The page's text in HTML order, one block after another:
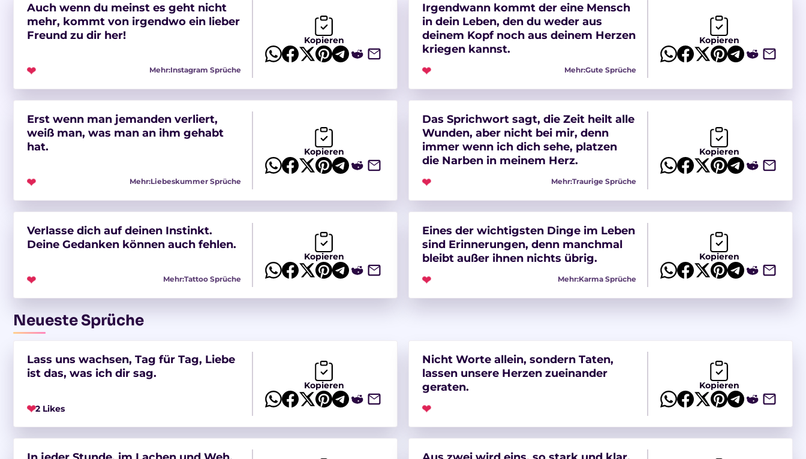
Auch wenn du meinst es geht nicht
mehr, kommt von irgendwo ein lieber
Freund zu dir her!
❤ Mehr:Instagram Sprüche
Kopieren
Irgendwann kommt der eine Mensch
in dein Leben, den du weder aus
deinem Kopf noch aus deinem Herzen
kriegen kannst.
❤ Mehr:Gute Sprüche
Kopieren
Erst wenn man jemanden verliert,
weiß man, was man an ihm gehabt
hat.
❤ Mehr:Liebeskummer Sprüche
Kopieren
Das Sprichwort sagt, die Zeit heilt alle
Wunden, aber nicht bei mir, denn
immer wenn ich dich sehe, platzen
die Narben in meinem Herz.
❤ Mehr:Traurige Sprüche
Kopieren
Verlasse dich auf deinen Instinkt.
Deine Gedanken können auch fehlen.
❤ Mehr:Tattoo Sprüche
Kopieren
Eines der wichtigsten Dinge im Leben
sind Erinnerungen, denn manchmal
bleibt außer ihnen nichts übrig.
❤ Mehr:Karma Sprüche
Kopieren
Neueste Sprüche
Lass uns wachsen, Tag für Tag, Liebe
ist das, was ich dir sag.
❤2 Likes
Kopieren
Nicht Worte allein, sondern Taten,
lassen unsere Herzen zueinander
geraten.
❤
Kopieren